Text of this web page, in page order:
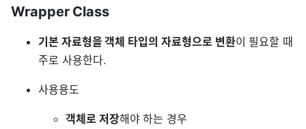
Wrapper Class
기본 자료형을 객체 타입의 자료형으로 변환이 필요할 때
주로 사용한다.
사용용도
객체로 저장해야 하는 경우